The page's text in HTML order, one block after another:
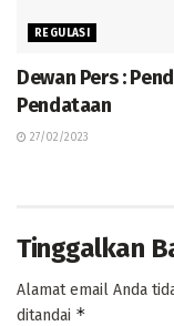
REGULASI
Dewan Pers :
Pendataan
27/02/2023
Tinggalkan
Alamat email Anda
ditandai *